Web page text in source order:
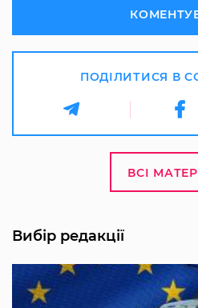
ПОДІЛИТИСЯ В
ВСІ
Вибір редакції